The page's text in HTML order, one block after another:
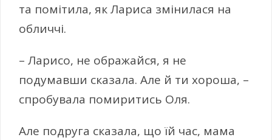
та помітила, як Лариса змінилася на
обличчі.
– Ларисо, не ображайся, я не
подумавши сказала. Але й ти хороша, –
спробувала помиритись Оля.
Але подруга сказала, що їй час, мама